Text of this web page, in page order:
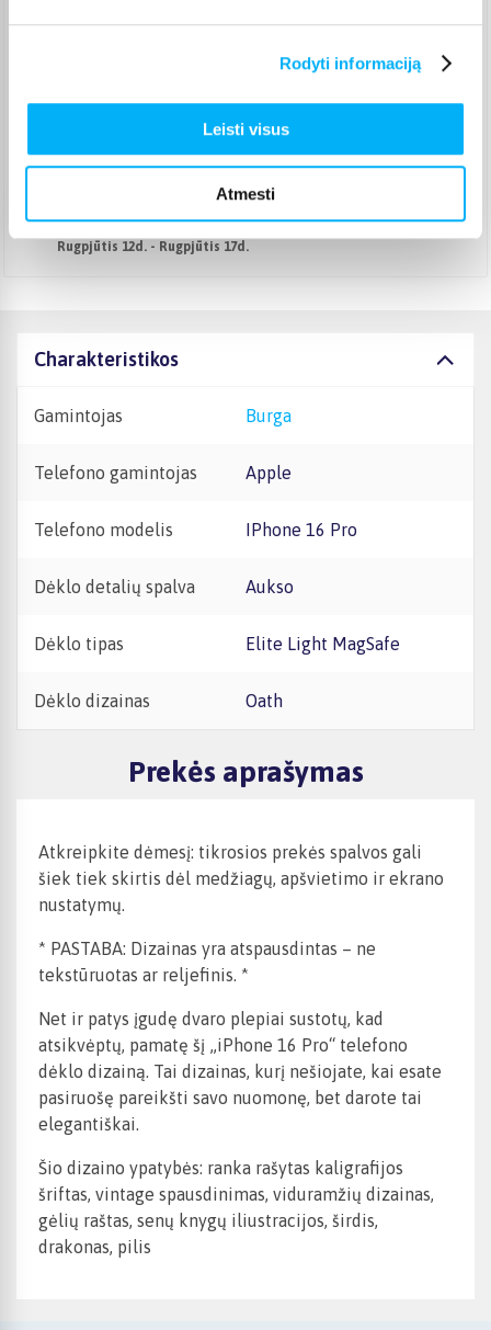
Rodyti informaciją
Leisti visus
Atmesti
Pristato ir šeštadienį
Rugpjūtis 12d. - Rugpjūtis 17d.
Atsiėmimas Veiverių g. 171, Kaunas (1,99 €)
Rugpjūtis 12d. - Rugpjūtis 17d.
Charakteristikos
Gamintojas Burga
Telefono gamintojas Apple
Telefono modelis iPhone 16 Pro
Dėklo detalių spalva Aukso
Dėklo tipas Elite Light MagSafe
Dėklo dizainas Oath
Prekės aprašymas
Atkreipkite dėmesį: tikrosios prekės spalvos gali
šiek tiek skirtis dėl medžiagų, apšvietimo ir ekrano
nustatymų.
* PASTABA: Dizainas yra atspausdintas – ne
tekstūruotas ar reljefinis. *
Net ir patys įgudę dvaro plepiai sustotų, kad
atsikvėptų, pamatę šį „iPhone 16 Pro“ telefono
dėklo dizainą. Tai dizainas, kurį nešiojate, kai esate
pasiruošę pareikšti savo nuomonę, bet darote tai
elegantiškai.
Šio dizaino ypatybės: ranka rašytas kaligrafijos
šriftas, vintage spausdinimas, viduramžių dizainas,
gėlių raštas, senų knygų iliustracijos, širdis,
drakonas, pilis